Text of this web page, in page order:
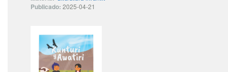
Publicado: 2025-04-21